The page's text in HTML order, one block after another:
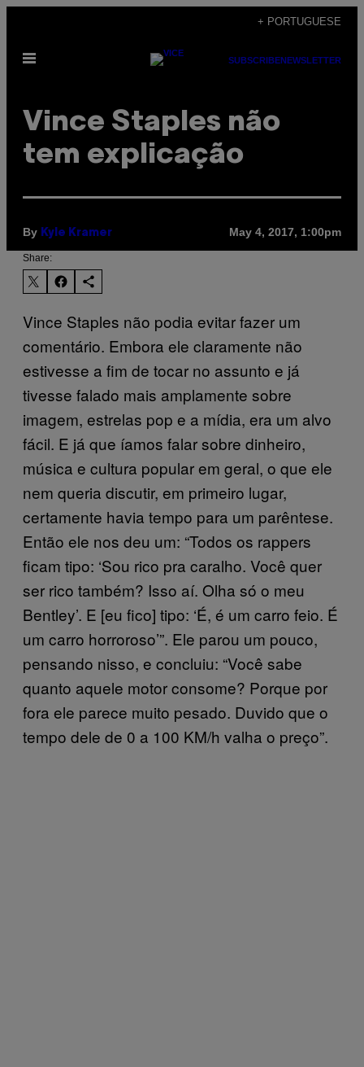
content
+ PORTUGUESE
Open
SUBSCRIBENEWSLETTER
Vince Staples não
tem explicação
By Kyle Kramer May 4, 2017, 1:00pm
Share:
Vince Staples não podia evitar fazer um
comentário. Embora ele claramente não
estivesse a fim de tocar no assunto e já
tivesse falado mais amplamente sobre
imagem, estrelas pop e a mídia, era um alvo
fácil. E já que íamos falar sobre dinheiro,
música e cultura popular em geral, o que ele
nem queria discutir, em primeiro lugar,
certamente havia tempo para um parêntese.
Então ele nos deu um: “Todos os rappers
ficam tipo: ‘Sou rico pra caralho. Você quer
ser rico também? Isso aí. Olha só o meu
Bentley’. E [eu fico] tipo: ‘É, é um carro feio. É
um carro horroroso’”. Ele parou um pouco,
pensando nisso, e concluiu: “Você sabe
quanto aquele motor consome? Porque por
fora ele parece muito pesado. Duvido que o
tempo dele de 0 a 100 KM/h valha o preço”.